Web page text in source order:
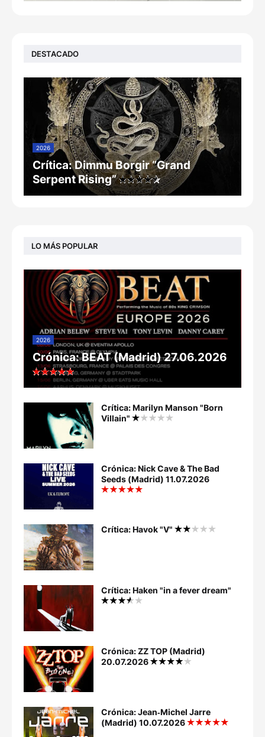
DESTACADO
2026
Crítica: Dimmu Borgir “Grand
Serpent Rising”
LO MÁS POPULAR
2026
Crónica: BEAT (Madrid) 27.06.2026
Crítica: Marilyn Manson "Born
Villain"
Crónica: Nick Cave & The Bad
Seeds (Madrid) 11.07.2026
Crítica: Havok "V"
Crítica: Haken "in a fever dream"
Crónica: ZZ TOP (Madrid)
20.07.2026
Crónica: Jean‐Michel Jarre
(Madrid) 10.07.2026